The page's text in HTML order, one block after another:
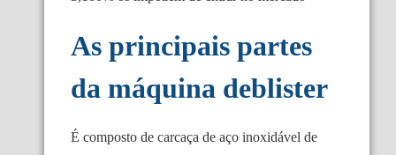
As principais partes
da máquina deblister
É composto de carcaça de aço inoxidável de